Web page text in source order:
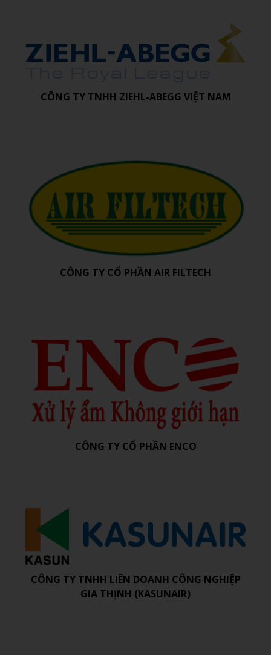
CÔNG TY TNHH ZIEHL-ABEGG VIỆT NAM
CÔNG TY CỔ PHẦN AIR FILTECH
CÔNG TY CỔ PHẦN ENCO
CÔNG TY TNHH LIÊN DOANH CÔNG NGHIỆP
GIA THỊNH (KASUNAIR)